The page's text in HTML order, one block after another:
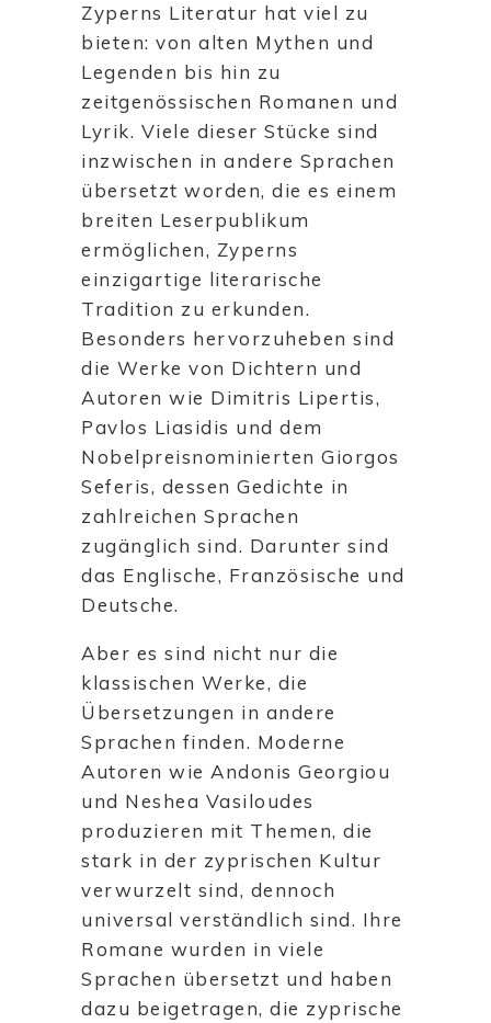
Zyperns Literatur hat viel zu
bieten: von alten Mythen und
Legenden bis hin zu
zeitgenössischen Romanen und
Lyrik. Viele dieser Stücke sind
inzwischen in andere Sprachen
übersetzt worden, die es einem
breiten Leserpublikum
ermöglichen, Zyperns
einzigartige literarische
Tradition zu erkunden.
Besonders hervorzuheben sind
die Werke von Dichtern und
Autoren wie Dimitris Lipertis,
Pavlos Liasidis und dem
Nobelpreisnominierten Giorgos
Seferis, dessen Gedichte in
zahlreichen Sprachen
zugänglich sind. Darunter sind
das Englische, Französische und
Deutsche.
Aber es sind nicht nur die
klassischen Werke, die
Übersetzungen in andere
Sprachen finden. Moderne
Autoren wie Andonis Georgiou
und Neshea Vasiloudes
produzieren mit Themen, die
stark in der zyprischen Kultur
verwurzelt sind, dennoch
universal verständlich sind. Ihre
Romane wurden in viele
Sprachen übersetzt und haben
dazu beigetragen, die zyprische